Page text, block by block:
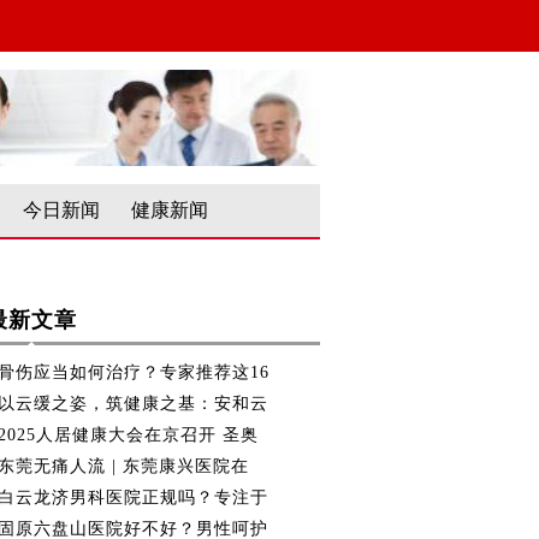
今日新闻 健康新闻
新文章
伤应当如何治疗？专家推荐这16
云缓之姿，筑健康之基：安和云
人居健康大会在京召开 圣奥
莞无痛人流 | 东莞康兴医院在
云龙济男科医院正规吗？专注于
原六盘山医院好不好？男性呵护